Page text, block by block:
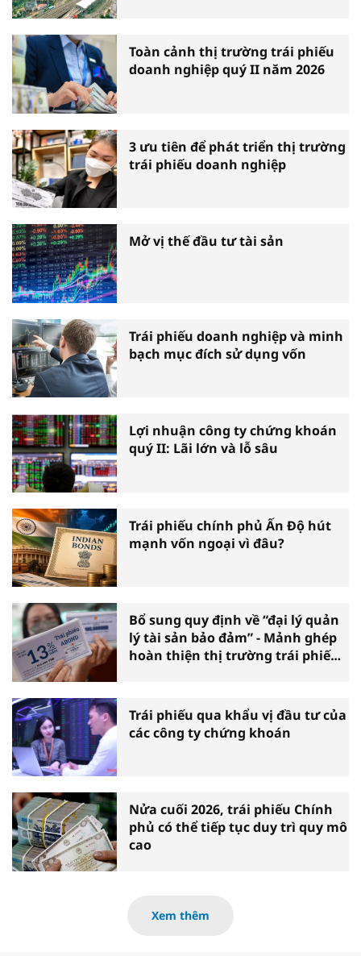
Toàn cảnh thị trường trái phiếu
doanh nghiệp quý II năm 2026
3 ưu tiên để phát triển thị trường
trái phiếu doanh nghiệp
Mở vị thế đầu tư tài sản
Trái phiếu doanh nghiệp và minh
bạch mục đích sử dụng vốn
Lợi nhuận công ty chứng khoán
quý II: Lãi lớn và lỗ sâu
Trái phiếu chính phủ Ấn Độ hút
mạnh vốn ngoại vì đâu?
Bổ sung quy định về “đại lý quản
lý tài sản bảo đảm” - Mảnh ghép
hoàn thiện thị trường trái phiếu
Trái phiếu qua khẩu vị đầu tư của
các công ty chứng khoán
Nửa cuối 2026, trái phiếu Chính
phủ có thể tiếp tục duy trì quy mô
cao
Xem thêm